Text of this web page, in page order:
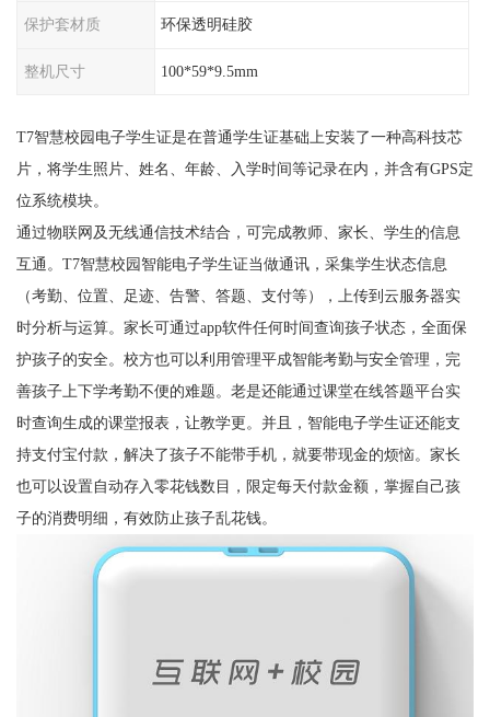
保护套材质 环保透明硅胶
整机尺寸 100*59*9.5mm
T7智慧校园电子学生证是在普通学生证基础上安装了一种高科技芯
片，将学生照片、姓名、年龄、入学时间等记录在内，并含有GPS定
位系统模块。
通过物联网及无线通信技术结合，可完成教师、家长、学生的信息
互通。T7智慧校园智能电子学生证当做通讯，采集学生状态信息
（考勤、位置、足迹、告警、答题、支付等），上传到云服务器实
时分析与运算。家长可通过app软件任何时间查询孩子状态，全面保
护孩子的安全。校方也可以利用管理平成智能考勤与安全管理，完
善孩子上下学考勤不便的难题。老是还能通过课堂在线答题平台实
时查询生成的课堂报表，让教学更。并且，智能电子学生证还能支
持支付宝付款，解决了孩子不能带手机，就要带现金的烦恼。家长
也可以设置自动存入零花钱数目，限定每天付款金额，掌握自己孩
子的消费明细，有效防止孩子乱花钱。